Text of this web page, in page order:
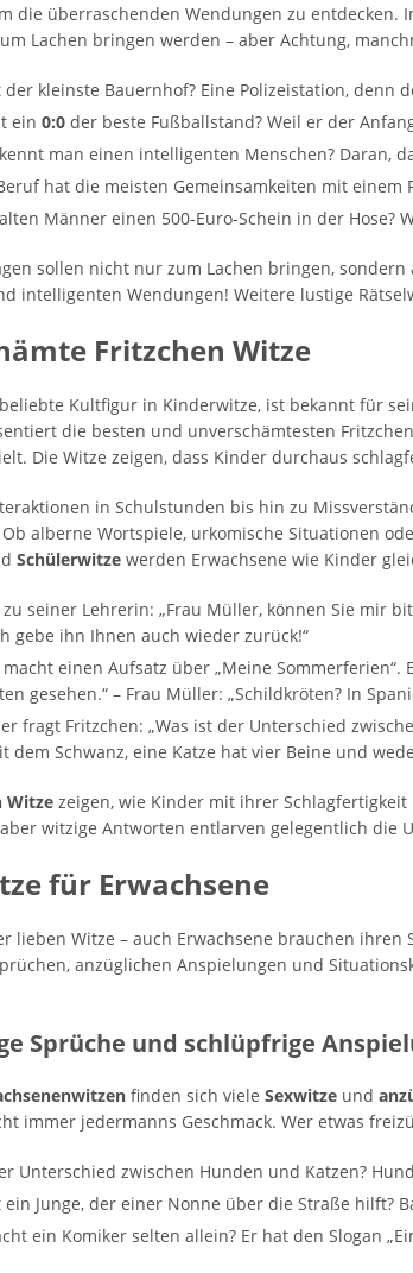
die überraschenden Wendungen zu
Lachen bringen werden – aber Achtung,
der kleinste Bauernhof? Eine Polizeistation,
ein 0:0 der beste Fußballstand? Weil er der
man einen intelligenten Menschen? Daran,
hat die meisten Gemeinsamkeiten mit
Männer einen 500-Euro-Schein in der Hose?
sollen nicht nur zum Lachen bringen,
intelligenten Wendungen! Weitere lustige
Fritzchen Witze
Kultfigur in Kinderwitze, ist bekannt für
die besten und unverschämtesten
Die Witze zeigen, dass Kinder durchaus
in Schulstunden bis hin zu
alberne Wortspiele, urkomische Situationen
Schülerwitze werden Erwachsene wie Kinder
seiner Lehrerin: „Frau Müller, können Sie mir
gebe ihn Ihnen auch wieder zurück!“
einen Aufsatz über „Meine
gesehen.“ – Frau Müller: „Schildkröten? In
fragt Fritzchen: „Was ist der Unterschied
dem Schwanz, eine Katze hat vier Beine und
Witze zeigen, wie Kinder mit ihrer
witzige Antworten entlarven gelegentlich die
für Erwachsene
lieben Witze – auch Erwachsene brauchen
anzüglichen Anspielungen und
Sprüche und schlüpfrige
finden sich viele Sexwitze und
immer jedermanns Geschmack. Wer etwas
Unterschied zwischen Hunden und Katzen?
Junge, der einer Nonne über die Straße hilft?
ein Komiker selten allein? Er hat den Slogan